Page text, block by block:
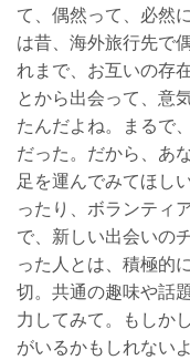
て、偶然って、必然
は昔、海外旅行先で
れまで、お互いの存
とから出会って、意
たんだよね。まるで
だった。だから、あ
足を運んでみてほし
ったり、ボランティ
で、新しい出会いの
った人とは、積極的
切。共通の趣味や話
力してみて。もしか
がいるかもしれないよ